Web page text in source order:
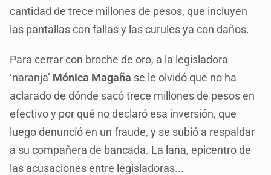
cantidad de trece millones de pesos, que incluyen
las pantallas con fallas y las curules ya con daños.
Para cerrar con broche de oro, a la legisladora
‘naranja’ Mónica Magaña se le olvidó que no ha
aclarado de dónde sacó trece millones de pesos en
efectivo y por qué no declaró esa inversión, que
luego denunció en un fraude, y se subió a respaldar
a su compañera de bancada. La lana, epicentro de
las acusaciones entre legisladoras...